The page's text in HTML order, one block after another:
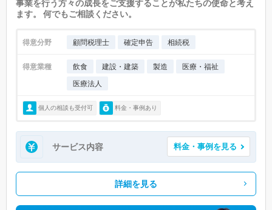
事業を行う方々の成長をご支援することが私たちの使命と考え
ます。 何でもご相談ください。
得意分野 顧問税理士 確定申告 相続税
得意業種 飲食 建設・建築 製造
医療・福祉
医療法人
個人の相談も受付可 料金・事例あり
サービス内容 料金・事例を見る
詳細を見る